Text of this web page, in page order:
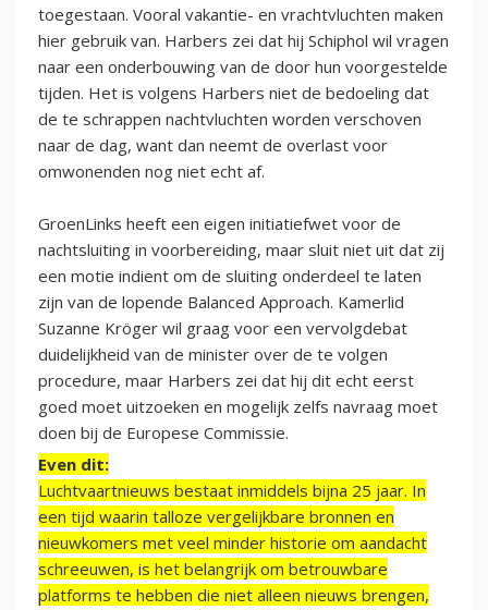
toegestaan. Vooral vakantie- en vrachtvluchten maken
hier gebruik van. Harbers zei dat hij Schiphol wil vragen
naar een onderbouwing van de door hun voorgestelde
tijden. Het is volgens Harbers niet de bedoeling dat
de te schrappen nachtvluchten worden verschoven
naar de dag, want dan neemt de overlast voor
omwonenden nog niet echt af.
GroenLinks heeft een eigen initiatiefwet voor de
nachtsluiting in voorbereiding, maar sluit niet uit dat zij
een motie indient om de sluiting onderdeel te laten
zijn van de lopende Balanced Approach. Kamerlid
Suzanne Kröger wil graag voor een vervolgdebat
duidelijkheid van de minister over de te volgen
procedure, maar Harbers zei dat hij dit echt eerst
goed moet uitzoeken en mogelijk zelfs navraag moet
doen bij de Europese Commissie.
Even dit:
Luchtvaartnieuws bestaat inmiddels bijna 25 jaar. In
een tijd waarin talloze vergelijkbare bronnen en
nieuwkomers met veel minder historie om aandacht
schreeuwen, is het belangrijk om betrouwbare
platforms te hebben die niet alleen nieuws brengen,